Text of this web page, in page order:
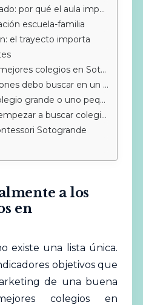
aula importa tanto como el profesor
escuela-familia
el trayecto importa
en Sotogrande para familias internacionales?
buscar en un colegio en Sotogrande?
o uno pequeño en Sotogrande?
a buscar colegio en Sotogrande?
Sotogrande
a los
en
existe una lista única.
objetivos que
de una buena
colegios en